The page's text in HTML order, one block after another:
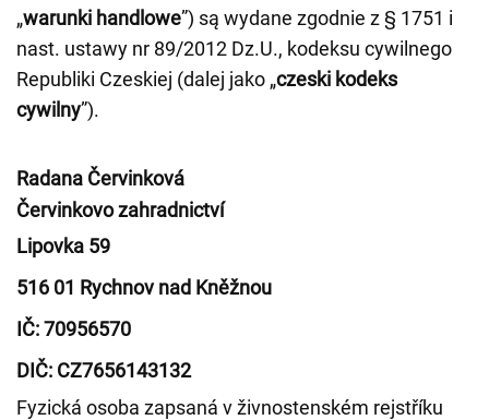
„warunki handlowe”) są wydane zgodnie z § 1751 i
nast. ustawy nr 89/2012 Dz.U., kodeksu cywilnego
Republiki Czeskiej (dalej jako „czeski kodeks
cywilny”).
Radana Červinková
Červinkovo zahradnictví
Lipovka 59
516 01 Rychnov nad Kněžnou
IČ: 70956570
DIČ: CZ7656143132
Fyzická osoba zapsaná v živnostenském rejstříku